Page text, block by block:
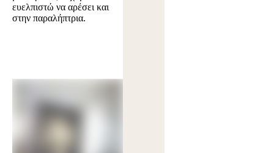
ευελπιστώ να αρέσει και
στην παραλήπτρια.